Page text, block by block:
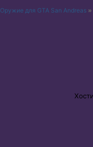
Оружие для GTA San Andreas »